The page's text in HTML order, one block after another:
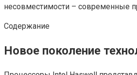
несовместимости – современные
Содержание
Новое поколение